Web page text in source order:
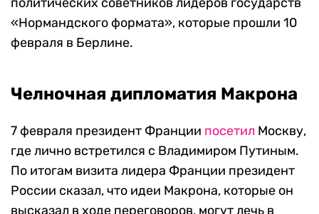
«Нормандского формата», которые прошли 10
февраля в Берлине.
Челночная дипломатия Макрона
7 февраля президент Франции посетил Москву,
где лично встретился с Владимиром Путиным.
По итогам визита лидера Франции президент
России сказал, что идеи Макрона, которые он
высказал в ходе переговоров, могут лечь в